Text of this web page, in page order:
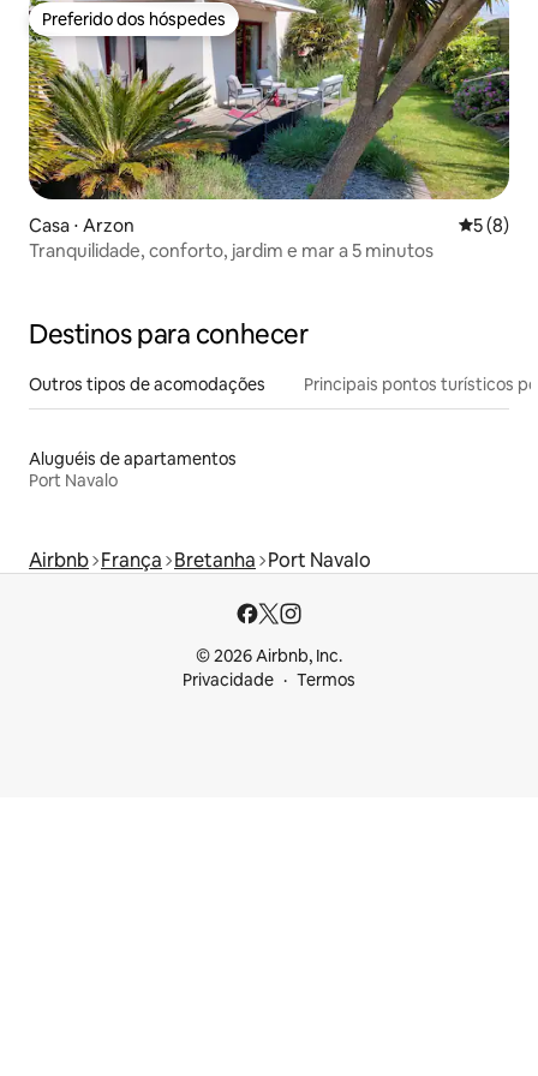
Preferido dos hóspedes
Preferido dos hóspedes
Casa ⋅ Arzon 5 de
5 (8)
Tranquilidade, conforto, jardim e mar a 5 minutos
Destinos para conhecer
Outros tipos de acomodações Principais pontos turísticos
Aluguéis de apartamentos
Port Navalo
Airbnb França Bretanha Port Navalo
© 2026 Airbnb, Inc.
Privacidade
Termos